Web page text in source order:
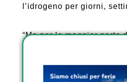
l’idrogeno per giorni,
“Ma per la maggior parte
utilizzerai e lo brucerai